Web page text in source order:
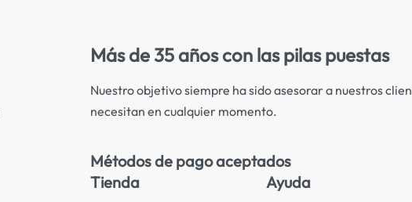
Más de 35 años con las pilas puestas
Nuestro objetivo siempre ha sido asesorar a nuestros
necesitan en cualquier momento.
Métodos de pago aceptados
Tienda
Ayuda